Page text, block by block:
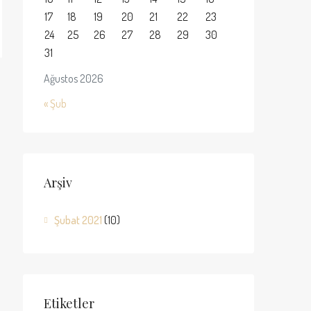
Ağustos 2026
17
18 19 20 21 22
23
24
25 26 27 28 29
30
31
« Şub
Arşiv
Şubat 2021 (10)
Etiketler